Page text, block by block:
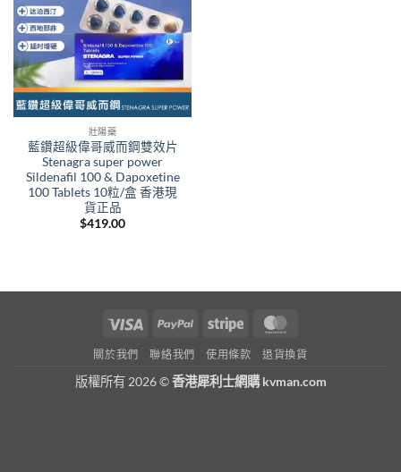
壯陽藥
藍鑽超級偉哥威而鋼雙效片
Stenagra super power
Sildenafil 100 & Dapoxetine
100 Tablets 10粒/盒 香港現
貨正品
$419.00
Visa PayPal Stripe
關於我們 聯絡我們 使用條款 退貨換貨
版權所有 2026 ©香港犀利士網購 kvman.com